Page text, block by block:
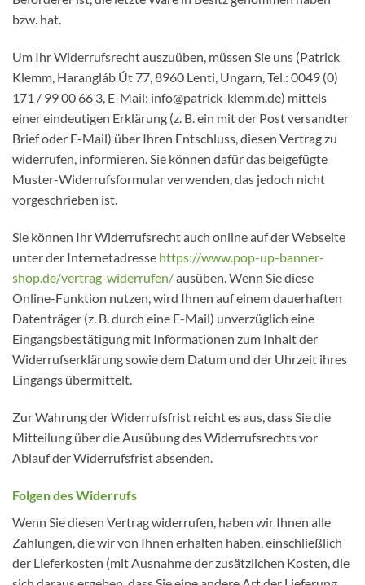
bzw. hat.
Um Ihr Widerrufsrecht auszuüben, müssen Sie uns (Patrick
Klemm, Harangláb Út 77, 8960 Lenti, Ungarn, Tel.: 0049 (0)
171 / 99 00 66 3, E-Mail: info@patrick-klemm.de) mittels
einer eindeutigen Erklärung (z. B. ein mit der Post versandter
Brief oder E-Mail) über Ihren Entschluss, diesen Vertrag zu
widerrufen, informieren. Sie können dafür das beigefügte
Muster-Widerrufsformular verwenden, das jedoch nicht
vorgeschrieben ist.
Sie können Ihr Widerrufsrecht auch online auf der Webseite
unter der Internetadresse https://www.pop-up-banner-
shop.de/vertrag-widerrufen/ausüben. Wenn Sie diese
Online-Funktion nutzen, wird Ihnen auf einem dauerhaften
Datenträger (z. B. durch eine E-Mail) unverzüglich eine
Eingangsbestätigung mit Informationen zum Inhalt der
Widerrufserklärung sowie dem Datum und der Uhrzeit ihres
Eingangs übermittelt.
Zur Wahrung der Widerrufsfrist reicht es aus, dass Sie die
Mitteilung über die Ausübung des Widerrufsrechts vor
Ablauf der Widerrufsfrist absenden.
Folgen des Widerrufs
Wenn Sie diesen Vertrag widerrufen, haben wir Ihnen alle
Zahlungen, die wir von Ihnen erhalten haben, einschließlich
der Lieferkosten (mit Ausnahme der zusätzlichen Kosten, die